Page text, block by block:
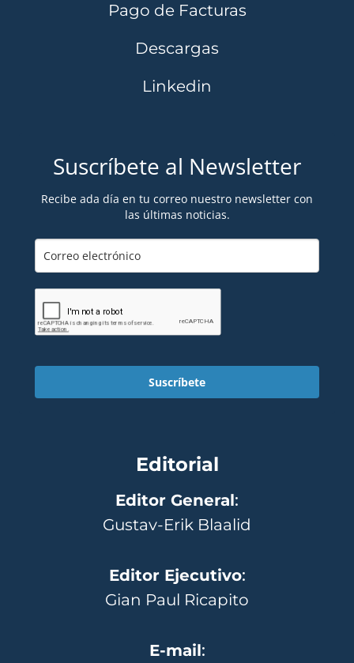
Pago de Facturas
Descargas
Linkedin
Suscríbete al Newsletter
Recibe ada día en tu correo nuestro newsletter con
las últimas noticias.
Suscríbete
Editorial
Editor General:
Gustav-Erik Blaalid
Editor Ejecutivo:
Gian Paul Ricapito
E-mail: